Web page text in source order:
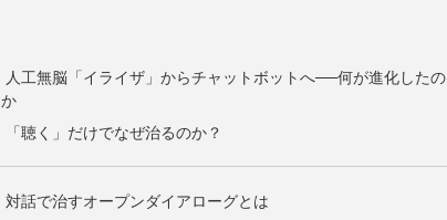
人工無脳「イライザ」からチャットボットへ──何が進化したの
か
「聴く」だけでなぜ治るのか？
対話で治すオープンダイアローグとは